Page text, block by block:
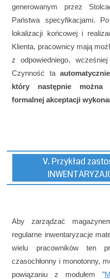
generowanym przez
Państwa specyfikacjami.
lokalizacji końcowej i
Klienta, pracownicy mają
z odpowiedniego,
Czynność ta
który następnie można
formalnej akceptacji
V. Przykład
Aby zarządzać
regularne inwentaryzacje
wielu pracowników ten
czasochłonny i monotonny,
powiązaniu z modułem "